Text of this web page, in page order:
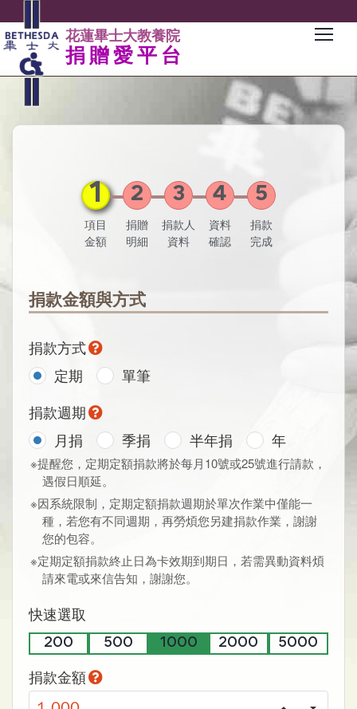
花蓮畢士大教養院
捐贈愛平台
1
項目
金額
2
捐贈
明細
3
捐款人
資料
4
資料
確認
5
捐款
完成
捐款金額與方式
捐款方式
定期
單筆
捐款週期
月捐
季捐 半年捐 年
※提醒您，定期定額捐款將於每月10號或25號進行請款，
遇假日順延。
※因系統限制，定期定額捐款週期於單次作業中僅能一
種，若您有不同週期，再勞煩您另建捐款作業，謝謝
您的包容。
※定期定額捐款終止日為卡效期到期日，若需異動資料煩
請來電或來信告知，謝謝您。
快速選取
200 500 1000 2000 5000
捐款金額